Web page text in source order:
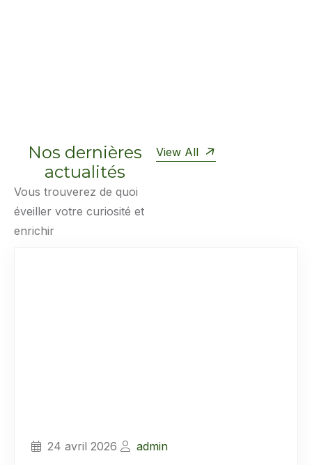
Nos dernières
actualités
Vous trouverez de quoi
éveiller votre curiosité et
enrichir
View All
24 avril 2026 admin